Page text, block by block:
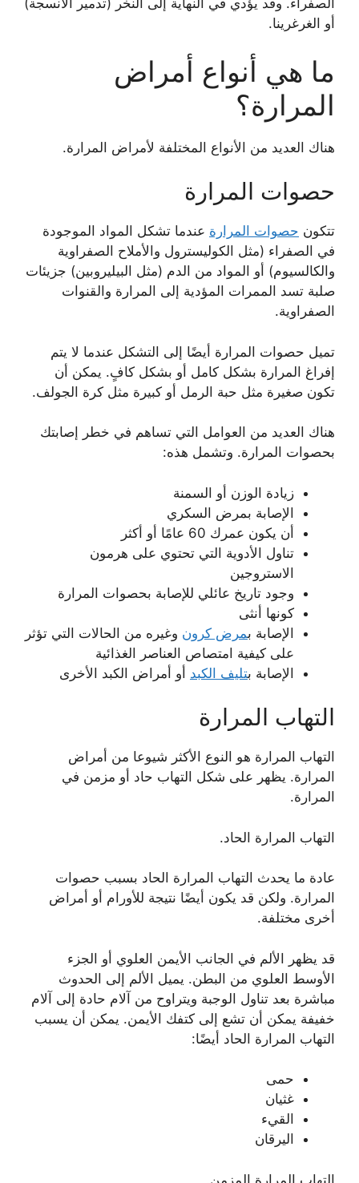
الصفراء. وقد يؤدي في النهاية إلى النخر (تدمير الأنسجة)
أو الغرغرينا.
ما هي أنواع أمراض
المرارة؟
هناك العديد من الأنواع المختلفة لأمراض المرارة.
حصوات المرارة
تتكون حصوات المرارة عندما تشكل المواد الموجودة
في الصفراء (مثل الكوليسترول والأملاح الصفراوية
والكالسيوم) أو المواد من الدم (مثل البيليروبين) جزيئات
صلبة تسد الممرات المؤدية إلى المرارة والقنوات
الصفراوية.
تميل حصوات المرارة أيضًا إلى التشكل عندما لا يتم
إفراغ المرارة بشكل كامل أو بشكل كافٍ. يمكن أن
تكون صغيرة مثل حبة الرمل أو كبيرة مثل كرة الجولف.
هناك العديد من العوامل التي تساهم في خطر إصابتك
بحصوات المرارة. وتشمل هذه:
زيادة الوزن أو السمنة
الإصابة بمرض السكري
أن يكون عمرك 60 عامًا أو أكثر
تناول الأدوية التي تحتوي على هرمون
الاستروجين
وجود تاريخ عائلي للإصابة بحصوات المرارة
كونها أنثى
الإصابة بمرض كرون وغيره من الحالات التي تؤثر
على كيفية امتصاص العناصر الغذائية
الإصابة بتليف الكبد أو أمراض الكبد الأخرى
التهاب المرارة
التهاب المرارة هو النوع الأكثر شيوعا من أمراض
المرارة. يظهر على شكل التهاب حاد أو مزمن في
المرارة.
التهاب المرارة الحاد.
عادة ما يحدث التهاب المرارة الحاد بسبب حصوات
المرارة. ولكن قد يكون أيضًا نتيجة للأورام أو أمراض
أخرى مختلفة.
قد يظهر الألم في الجانب الأيمن العلوي أو الجزء
الأوسط العلوي من البطن. يميل الألم إلى الحدوث
مباشرة بعد تناول الوجبة ويتراوح من آلام حادة إلى آلام
خفيفة يمكن أن تشع إلى كتفك الأيمن. يمكن أن يسبب
التهاب المرارة الحاد أيضًا:
حمى
غثيان
القيء
اليرقان
التهاب المرارة المزمن.